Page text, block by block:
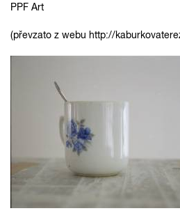
PPF Art
(převzato z webu http://